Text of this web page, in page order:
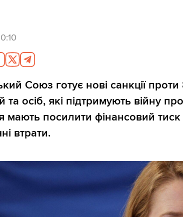
Союз готує нові санкції проти
та осіб, які підтримують війну
мають посилити фінансовий
втрати.